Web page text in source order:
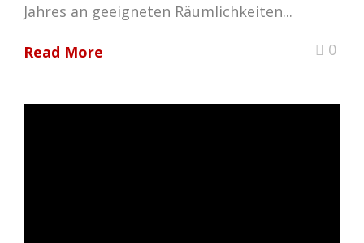
Jahres an geeigneten Räumlichkeiten...
Read More 0